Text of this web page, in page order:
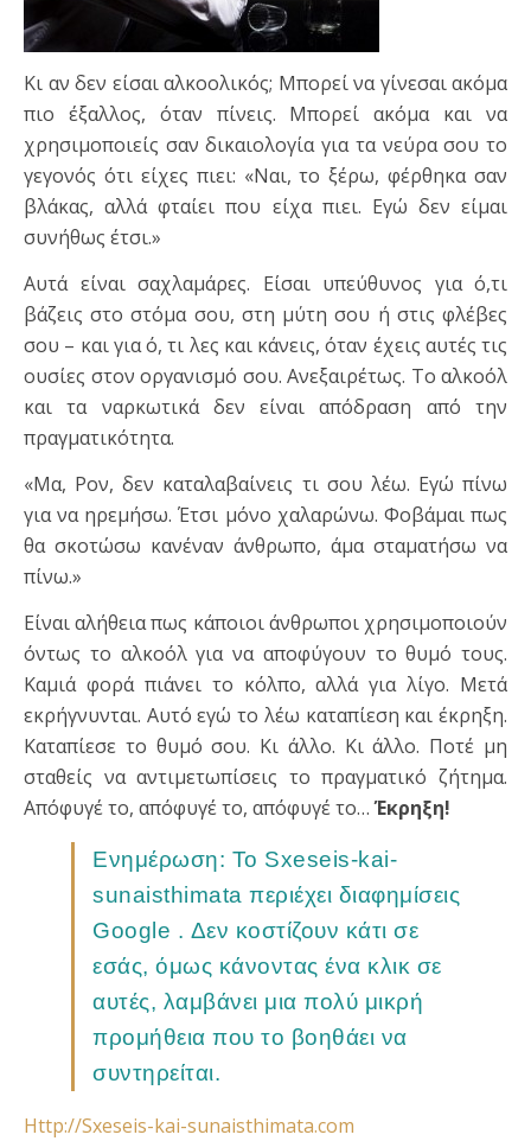
Κι αν δεν είσαι αλκοολικός; Μπορεί να γίνεσαι ακόμα
πιο έξαλλος, όταν πίνεις. Μπορεί ακόμα και να
χρησιμοποιείς σαν δικαιολογία για τα νεύρα σου το
γεγονός ότι είχες πιει: «Ναι, το ξέρω, φέρθηκα σαν
βλάκας, αλλά φταίει που είχα πιει. Εγώ δεν είμαι
συνήθως έτσι.»
Αυτά είναι σαχλαμάρες. Είσαι υπεύθυνος για ό,τι
βάζεις στο στόμα σου, στη μύτη σου ή στις φλέβες
σου – και για ό, τι λες και κάνεις, όταν έχεις αυτές τις
ουσίες στον οργανισμό σου. Ανεξαιρέτως. Το αλκοόλ
και τα ναρκωτικά δεν είναι απόδραση από την
πραγματικότητα.
«Μα, Ρον, δεν καταλαβαίνεις τι σου λέω. Εγώ πίνω
για να ηρεμήσω. Έτσι μόνο χαλαρώνω. Φοβάμαι πως
θα σκοτώσω κανέναν άνθρωπο, άμα σταματήσω να
πίνω.»
Είναι αλήθεια πως κάποιοι άνθρωποι χρησιμοποιούν
όντως το αλκοόλ για να αποφύγουν το θυμό τους.
Καμιά φορά πιάνει το κόλπο, αλλά για λίγο. Μετά
εκρήγνυνται. Αυτό εγώ το λέω καταπίεση και έκρηξη.
Καταπίεσε το θυμό σου. Κι άλλο. Κι άλλο. Ποτέ μη
σταθείς να αντιμετωπίσεις το πραγματικό ζήτημα.
Απόφυγέ το, απόφυγέ το, απόφυγέ το…Έκρηξη!
Ενημέρωση: Το Sxeseis-kai-
sunaisthimata περιέχει διαφημίσεις
Google . Δεν κοστίζουν κάτι σε
εσάς, όμως κάνοντας ένα κλικ σε
αυτές, λαμβάνει μια πολύ μικρή
προμήθεια που το βοηθάει να
συντηρείται.
Http://Sxeseis-kai-sunaisthimata.com